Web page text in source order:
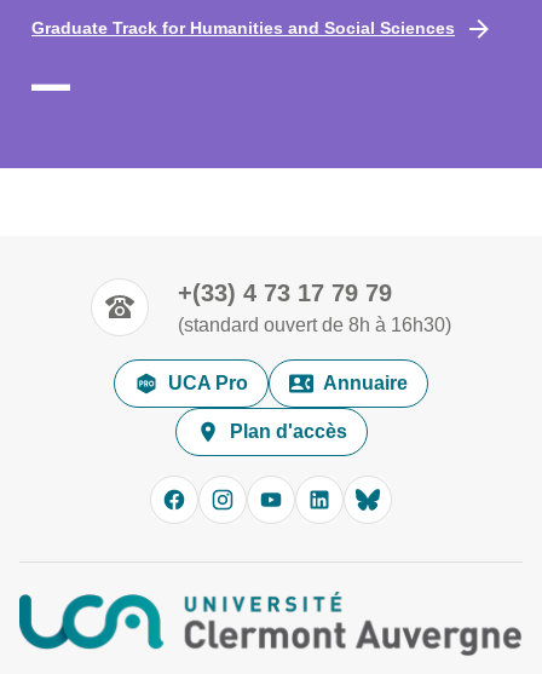
Graduate Track for Humanities and Social Sciences
+(33) 4 73 17 79 79
(standard ouvert de 8h à 16h30)
UCA Pro Annuaire
Plan d'accès